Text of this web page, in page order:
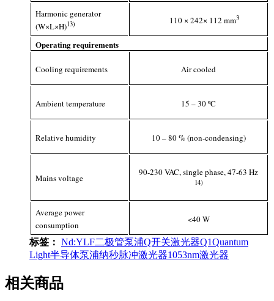
Harmonic generator
(W×L×H)13) 110 × 242× 112 mm3
Operating requirements
Cooling requirements Air cooled
Ambient temperature 15 – 30 ºC
Relative humidity 10 – 80 % (non-condensing)
Mains voltage
90-230 VAC, single phase, 47-63 Hz
14)
Average power
consumption
<40 W
标签： Nd:YLF二极管泵浦Q开关激光器Q1Quantum
Light半导体泵浦纳秒脉冲激光器1053nm激光器
相关商品